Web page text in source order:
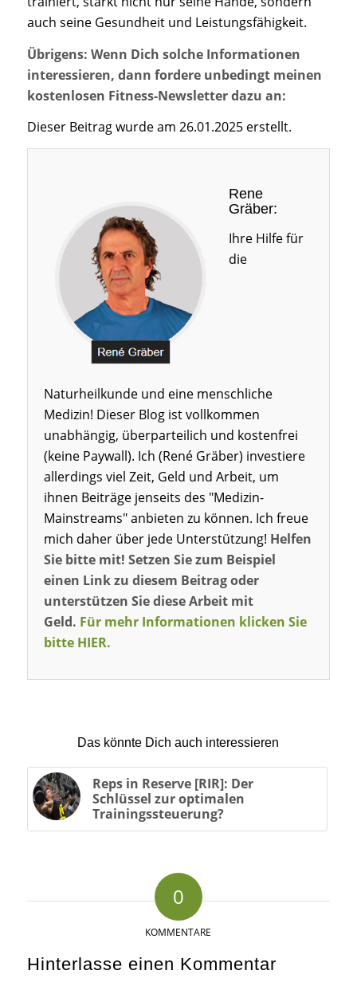
auch seine Gesundheit und Leistungsfähigkeit.
Übrigens: Wenn Dich solche Informationen
interessieren, dann fordere unbedingt meinen
kostenlosen Fitness-Newsletter dazu an:
Dieser Beitrag wurde am 26.01.2025 erstellt.
Rene
Gräber:
Ihre Hilfe für
die
Naturheilkunde und eine menschliche
Medizin! Dieser Blog ist vollkommen
unabhängig, überparteilich und kostenfrei
(keine Paywall). Ich (René Gräber) investiere
allerdings viel Zeit, Geld und Arbeit, um
ihnen Beiträge jenseits des "Medizin-
Mainstreams" anbieten zu können. Ich freue
mich daher über jede Unterstützung! Helfen
Sie bitte mit! Setzen Sie zum Beispiel
einen Link zu diesem Beitrag oder
unterstützen Sie diese Arbeit mit
Geld. Für mehr Informationen klicken Sie
bitte HIER.
Das könnte Dich auch interessieren
Reps in Reserve [RIR]: Der
Schlüssel zur optimalen
Trainingssteuerung?
0
KOMMENTARE
Hinterlasse einen Kommentar